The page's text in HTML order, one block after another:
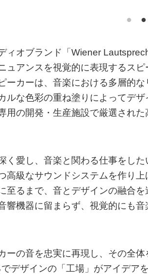
ィオブランド「Wiener
ュアンスを視覚的に表現するス
ーカーは、音楽における多層的
ルな色彩の重ね塗りによってデ
用の開発・生産施設で厳選され
く愛し、音楽と関わる仕事をし
高級なサウンドシステムを作り
至るまで、音とデザインの融合
響機器に留まらず、視覚的にも
ーの音を忠実に再現し、その全
でデザインの「工場」がアイデア